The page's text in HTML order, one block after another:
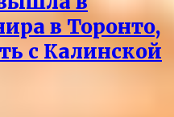
в Торонто,
с Калинской